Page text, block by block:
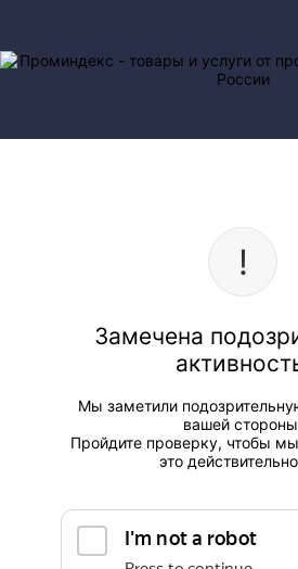
Замечена
Мы заметили
вашей
Пройдите проверку, чтобы
это